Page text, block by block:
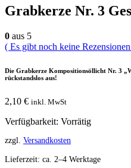
Grabkerze Nr. 3
0 aus 5
( Es gibt noch keine
Die Grabkerze Kompositionsöllicht Nr. 3
rückstandslos aus!
2,10 € inkl. MwSt
Verfügbarkeit: Vorrätig
zzgl. Versandkosten
Lieferzeit: ca. 2–4 Werktage